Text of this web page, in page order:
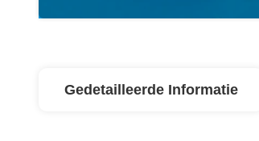
Gedetailleerde Informatie